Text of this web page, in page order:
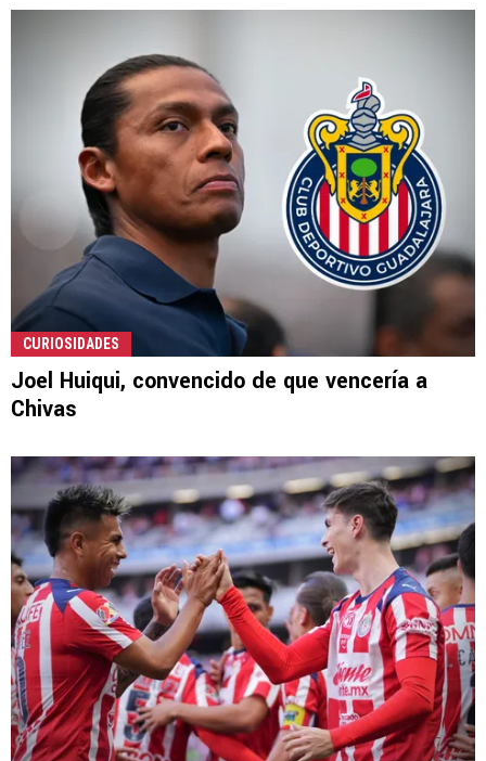
CURIOSIDADES
Joel Huiqui, convencido de que vencería a
Chivas